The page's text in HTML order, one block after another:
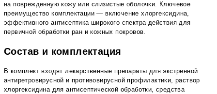
на поврежденную кожу или слизистые оболочки. Ключевое
преимущество комплектации — включение хлоргексидина,
эффективного антисептика широкого спектра действия для
первичной обработки ран и кожных покровов.
Состав и комплектация
В комплект входят лекарственные препараты для экстренной
антиретровирусной и противовирусной профилактики, раствор
хлоргексидина для антисептической обработки, средства